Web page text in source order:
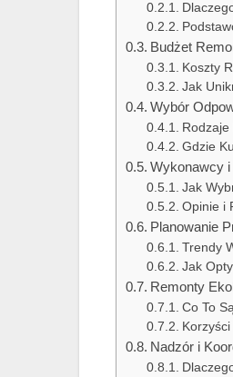
Budżet
Koszty
Jak
Wybór
Rodzaje
Gdzie
Wykonawcy
Jak
Opinie i
Planowanie
Trendy
Jak
Remonty
Co To
Nadzór i